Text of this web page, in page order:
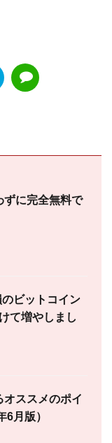
ずに完全無料で
ビットコイン
て増やしまし
ススメのポイ
6月版）